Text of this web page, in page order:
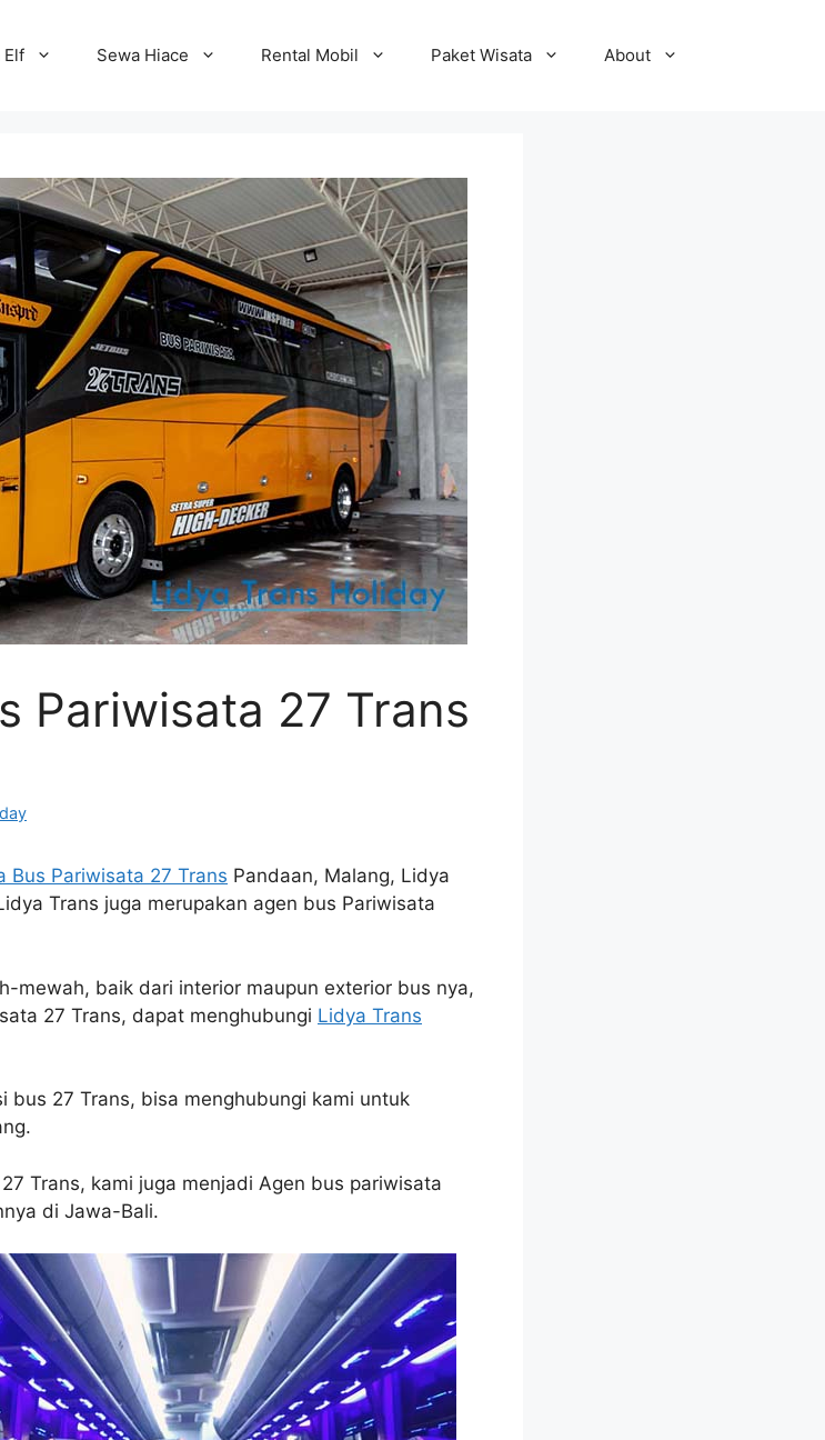
Elf Sewa Hiace Rental Mobil Paket Wisata About
Pariwisata 27 Trans
Bus Pariwisata 27 Trans Pandaan, Malang, Lidya
Trans juga merupakan agen bus Pariwisata
mewah, baik dari interior maupun exterior bus nya,
27 Trans, dapat menghubungi Lidya Trans
bus 27 Trans, bisa menghubungi kami untuk
Trans, kami juga menjadi Agen bus pariwisata
di Jawa-Bali.